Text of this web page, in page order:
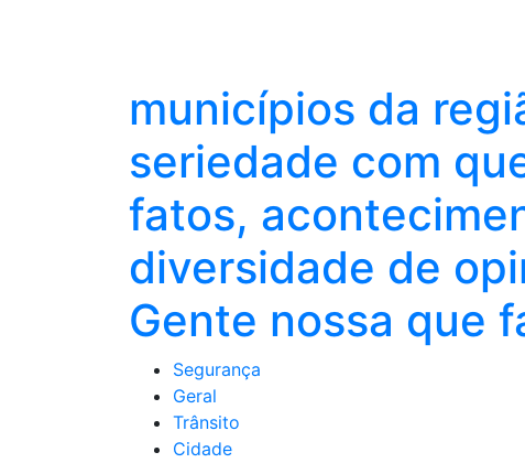
municípios da
seriedade com
fatos,
diversidade de
Gente nossa que
Segurança
Geral
Trânsito
Cidade